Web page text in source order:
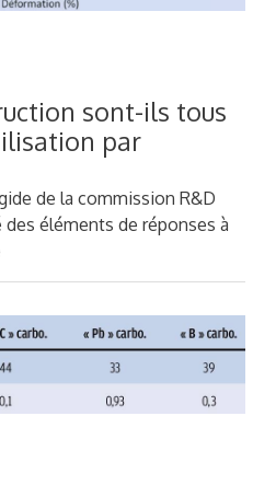
sont-ils tous
par
de la commission R&D
éléments de réponses à